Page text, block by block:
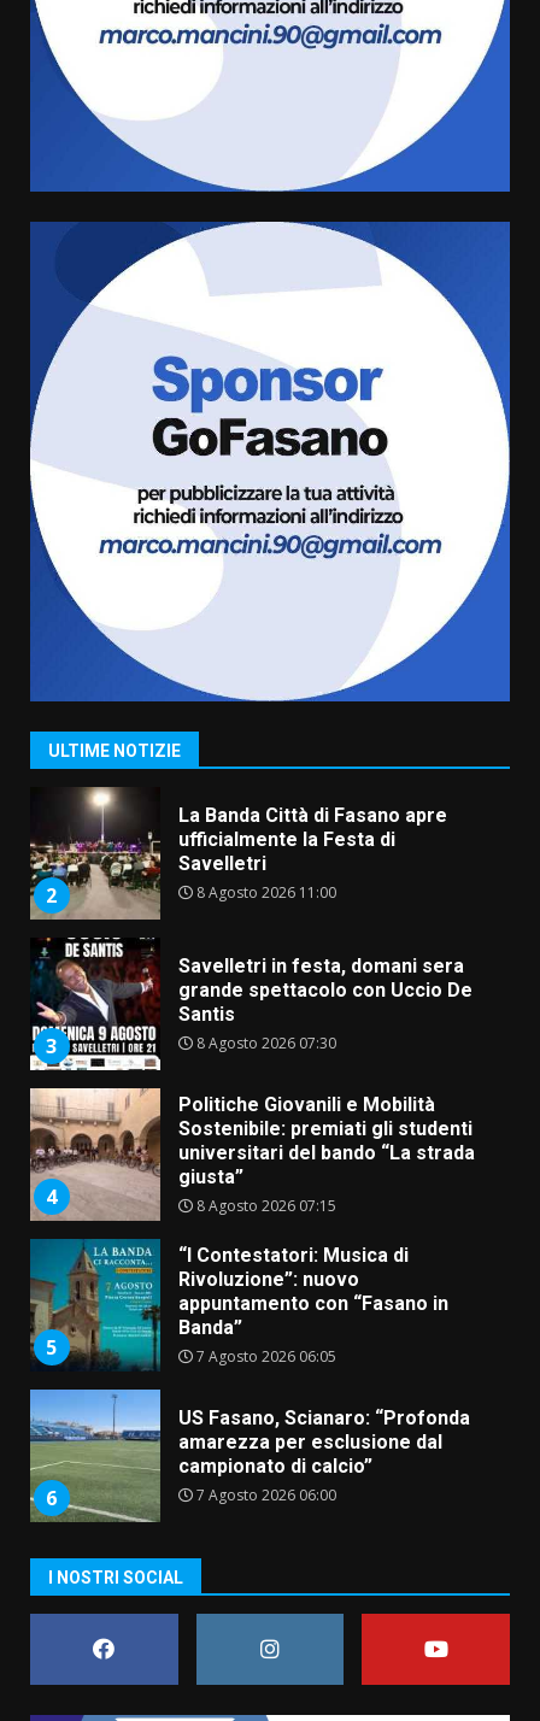
ULTIME NOTIZIE
Politiche Giovanili e Mobilità
Sostenibile: premiati gli studenti
universitari del bando “La strada
giusta”
Rivoluzione”: nuovo
appuntamento con “Fasano in
Banda”
7 Agosto 2026 06:05
US Fasano, Scianaro: “Profonda
amarezza per esclusione dal
campionato di calcio”
7 Agosto 2026 06:00
Fasanese ferito a colpi di arma
da fuoco
6 Agosto 2026 18:13
1
Serie D, l’Us Fasano non molla e
conferma di voler ricorrere per
2
La Banda Città di Fasano apre
ufficialmente la Festa di
Savelletri
8 Agosto 2026 11:00
3
Savelletri in festa, domani sera
grande spettacolo con Uccio De
Santis
8 Agosto 2026 07:30
4
Politiche Giovanili e Mobilità
Sostenibile: premiati gli studenti
universitari del bando “La strada
giusta”
8 Agosto 2026 07:15
5
“I Contestatori: Musica di
Rivoluzione”: nuovo
appuntamento con “Fasano in
Banda”
7 Agosto 2026 06:05
6
US Fasano, Scianaro: “Profonda
amarezza per esclusione dal
campionato di calcio”
7 Agosto 2026 06:00
Fasanese ferito a colpi di arma
I NOSTRI SOCIAL